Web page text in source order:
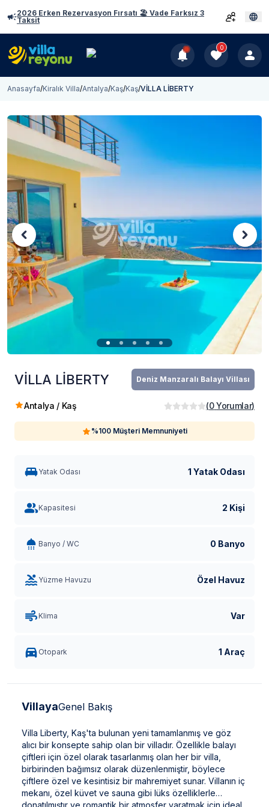
2026 Erken Rezervasyon Fırsatı 🏖️ Vade Farksız 3
Taksit
0
Anasayfa/Kiralık Villa/Antalya/Kaş/Kaş/VİLLA LİBERTY
VİLLA LİBERTY Deniz Manzaralı Balayı Villası
Antalya / Kaş (0 Yorumlar)
%100 Müşteri Memnuniyeti
Yatak Odası 1 Yatak Odası
Kapasitesi 2 Kişi
Banyo / WC 0 Banyo
Yüzme Havuzu Özel Havuz
Klima Var
Otopark 1 Araç
VillayaGenel Bakış
Villa Liberty, Kaş'ta bulunan yeni tamamlanmış ve göz
alıcı bir konsepte sahip olan bir villadır. Özellikle balayı
çiftleri için özel olarak tasarlanmış olan her bir villa,
birbirinden bağımsız olarak düzenlenmiştir, böylece
çiftlere özel ve kesintisiz bir mahremiyet sunar. Villanın iç
mekanı, özel küvet ve sauna gibi lüks özelliklerle
donatılmıştır ve romantik bir atmosfer yaratmak için ideal